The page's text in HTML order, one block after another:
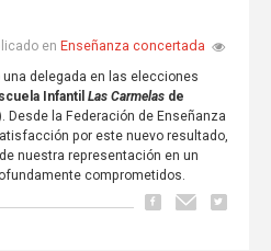
en Enseñanza concertada
una delegada en las elecciones
Infantil Las Carmelasde
Desde la Federación de Enseñanza
por este nuevo resultado,
nuestra representación en un
comprometidos.